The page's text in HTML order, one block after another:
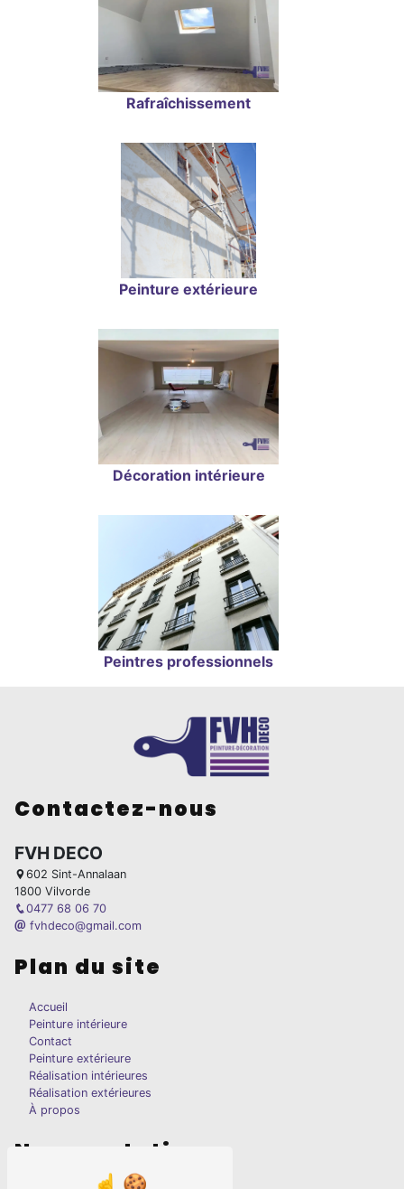
Rafraîchissement
Peinture extérieure
Décoration intérieure
Peintres professionnels
Contactez-nous
FVH DECO
602 Sint-Annalaan
1800 Vilvorde
0477 68 06 70
fvhdeco@gmail.com
Plan du site
Accueil
Peinture intérieure
Contact
Peinture extérieure
Réalisation intérieures
Réalisation extérieures
À propos
Nos prestations